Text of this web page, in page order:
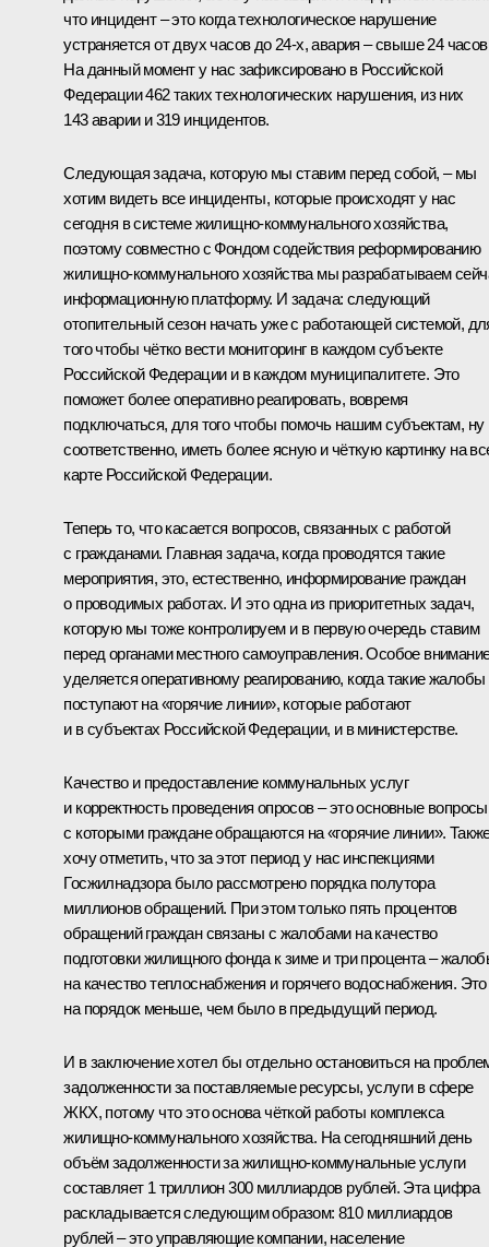
что инцидент – это когда технологическое нарушение
устраняется от двух часов до 24‑х, авария – свыше 24
На данный момент у нас зафиксировано в Российской
Федерации 462 таких технологических нарушения, из них
143 аварии и 319 инцидентов.
Следующая задача, которую мы ставим перед собой, – мы
хотим видеть все инциденты, которые происходят у нас
сегодня в системе жилищно-коммунального хозяйства,
поэтому совместно с Фондом содействия реформированию
жилищно-коммунального хозяйства мы разрабатываем
информационную платформу. И задача: следующий
отопительный сезон начать уже с работающей системой,
того чтобы чётко вести мониторинг в каждом субъекте
Российской Федерации и в каждом муниципалитете. Это
поможет более оперативно реагировать, вовремя
подключаться, для того чтобы помочь нашим субъектам, ну
соответственно, иметь более ясную и чёткую картинку на
карте Российской Федерации.
Теперь то, что касается вопросов, связанных с работой
с гражданами. Главная задача, когда проводятся такие
мероприятия, это, естественно, информирование граждан
о проводимых работах. И это одна из приоритетных задач,
которую мы тоже контролируем и в первую очередь ставим
перед органами местного самоуправления. Особое
уделяется оперативному реагированию, когда такие жалобы
поступают на «горячие линии», которые работают
и в субъектах Российской Федерации, и в министерстве.
Качество и предоставление коммунальных услуг
и корректность проведения опросов – это основные
с которыми граждане обращаются на «горячие линии».
хочу отметить, что за этот период у нас инспекциями
Госжилнадзора было рассмотрено порядка полутора
миллионов обращений. При этом только пять процентов
обращений граждан связаны с жалобами на качество
подготовки жилищного фонда к зиме и три процента –
на качество теплоснабжения и горячего водоснабжения. Это
на порядок меньше, чем было в предыдущий период.
И в заключение хотел бы отдельно остановиться на
задолженности за поставляемые ресурсы, услуги в сфере
ЖКХ, потому что это основа чёткой работы комплекса
жилищно-коммунального хозяйства. На сегодняшний день
объём задолженности за жилищно-коммунальные услуги
составляет 1 триллион 300 миллиардов рублей. Эта цифра
раскладывается следующим образом: 810 миллиардов
рублей – это управляющие компании, население